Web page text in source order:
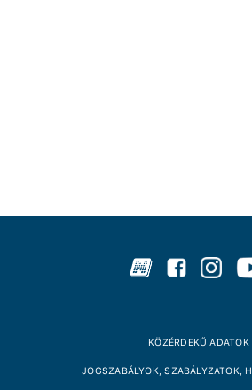
KÖZÉRDEKŰ ADATOK
JOGSZABÁLYOK, SZABÁLYZATOK,